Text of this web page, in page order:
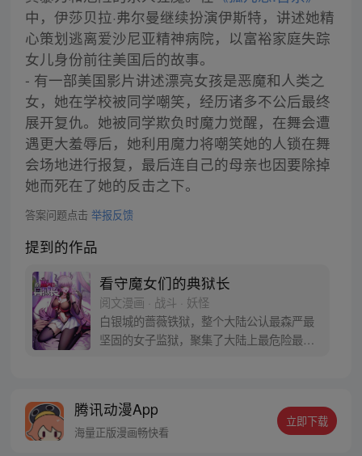
中，伊莎贝拉·弗尔曼继续扮演伊斯特，讲述她精
心策划逃离爱沙尼亚精神病院，以富裕家庭失踪
女儿身份前往美国后的故事。
- 有一部美国影片讲述漂亮女孩是恶魔和人类之
女，她在学校被同学嘲笑，经历诸多不公后最终
展开复仇。她被同学欺负时魔力觉醒，在舞会遭
遇更大羞辱后，她利用魔力将嘲笑她的人锁在舞
会场地进行报复，最后连自己的母亲也因要除掉
她而死在了她的反击之下。
答案问题点击 举报反馈
提到的作品
看守魔女们的典狱长
阅文漫画 · 战斗 · 妖怪
白银城的蔷薇铁狱，整个大陆公认最森严最
坚固的女子监狱，聚集了大陆上最危险最穷
者啊！我只是一个穿越到他身上的普通人，
上面说的那些战斗技能，我都不会啊……
腾讯动漫App
海量正版漫画畅快看
立即下载